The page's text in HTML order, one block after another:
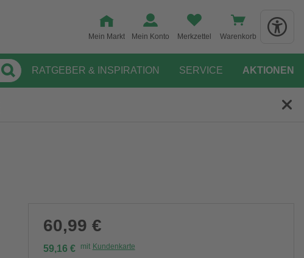
Mein Markt Mein Konto Merkzettel Warenkorb
RATGEBER & INSPIRATION SERVICE AKTIONEN
60,99 €
59,16 € mit Kundenkarte